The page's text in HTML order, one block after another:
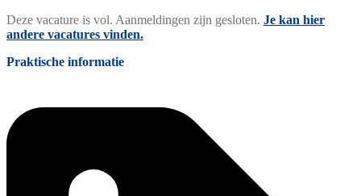
Deze vacature is vol. Aanmeldingen zijn gesloten. Je kan hier
andere vacatures vinden.
Praktische informatie